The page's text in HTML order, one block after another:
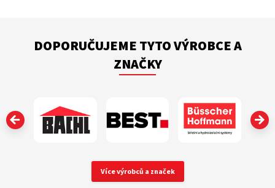
DOPORUČUJEME TYTO VÝROBCE A
ZNAČKY
‹
Více výrobců a značek